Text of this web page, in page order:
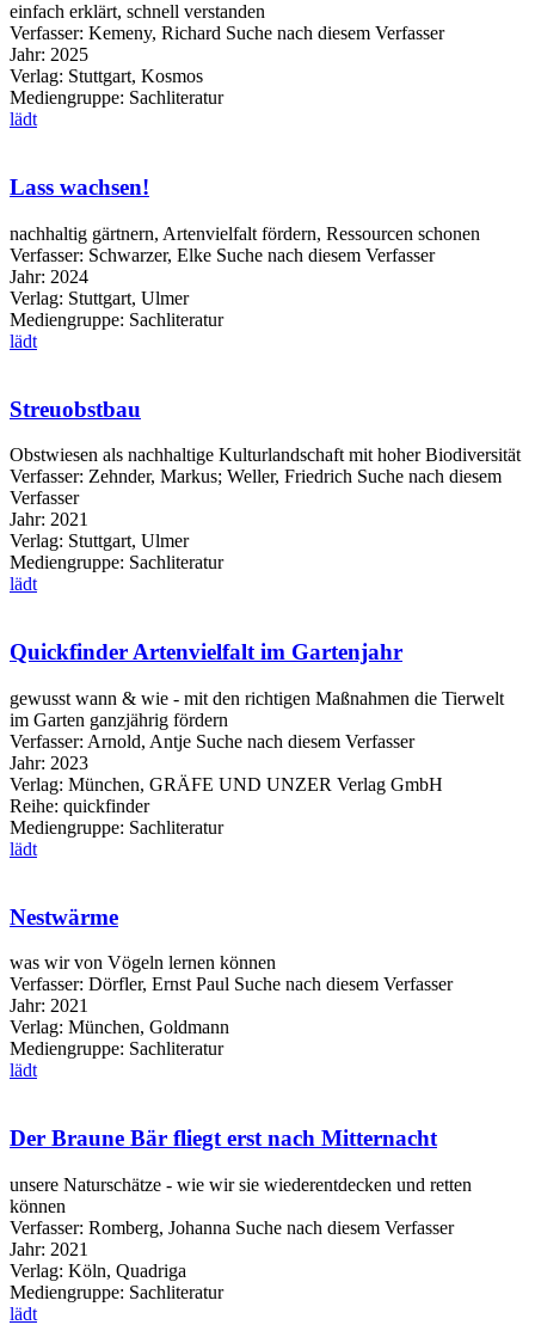
einfach erklärt, schnell verstanden
Verfasser: Kemeny, Richard Suche nach diesem Verfasser
Jahr: 2025
Verlag: Stuttgart, Kosmos
Mediengruppe: Sachliteratur
lädt
Lass wachsen!
nachhaltig gärtnern, Artenvielfalt fördern, Ressourcen schonen
Verfasser: Schwarzer, Elke Suche nach diesem Verfasser
Jahr: 2024
Verlag: Stuttgart, Ulmer
Mediengruppe: Sachliteratur
lädt
Streuobstbau
Obstwiesen als nachhaltige Kulturlandschaft mit hoher Biodiversität
Verfasser: Zehnder, Markus; Weller, Friedrich Suche nach diesem
Verfasser
Jahr: 2021
Verlag: Stuttgart, Ulmer
Mediengruppe: Sachliteratur
lädt
Quickfinder Artenvielfalt im Gartenjahr
gewusst wann & wie - mit den richtigen Maßnahmen die Tierwelt
im Garten ganzjährig fördern
Verfasser: Arnold, Antje Suche nach diesem Verfasser
Jahr: 2023
Verlag: München, GRÄFE UND UNZER Verlag GmbH
Reihe: quickfinder
Mediengruppe: Sachliteratur
lädt
Nestwärme
was wir von Vögeln lernen können
Verfasser: Dörfler, Ernst Paul Suche nach diesem Verfasser
Jahr: 2021
Verlag: München, Goldmann
Mediengruppe: Sachliteratur
lädt
Der Braune Bär fliegt erst nach Mitternacht
unsere Naturschätze - wie wir sie wiederentdecken und retten
können
Verfasser: Romberg, Johanna Suche nach diesem Verfasser
Jahr: 2021
Verlag: Köln, Quadriga
Mediengruppe: Sachliteratur
lädt